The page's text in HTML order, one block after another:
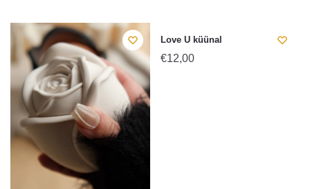
Love U küünal
€12,00